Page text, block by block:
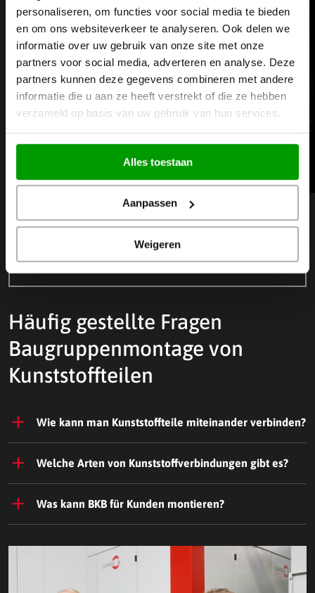
personaliseren, om functies voor social media te bieden
en om ons websiteverkeer te analyseren. Ook delen we
informatie over uw gebruik van onze site met onze
partners voor social media, adverteren en analyse. Deze
partners kunnen deze gegevens combineren met andere
informatie die u aan ze heeft verstrekt of die ze hebben
verzameld op basis van uw gebruik van hun services.
Alles toestaan
Aanpassen
Weigeren
Sehen Sie sich unseren gesamten Maschinenpark
an
Weiter Zurück
Häufig gestellte Fragen
Baugruppenmontage von
Kunststoffteilen
Wie kann man Kunststoffteile miteinander verbinden?
Welche Arten von Kunststoffverbindungen gibt es?
Was kann BKB für Kunden montieren?